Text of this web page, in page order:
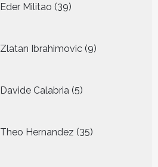
Eder Militao 39
producten
Zlatan Ibrahimovic 9
producten
Davide Calabria 5
producten
Theo Hernandez 35
producten